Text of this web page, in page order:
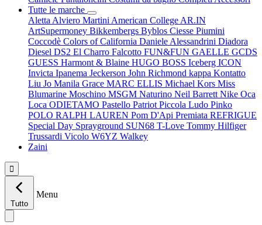
Tutte le marche
Aletta Alviero Martini American College AR.IN
ArtSupermoney Bikkembergs Byblos Ciesse Piumini
Coccodè Colors of California Daniele Alessandrini Diadora
Diesel DS2 El Charro Falcotto FUN&FUN GAELLE GCDS
GUESS Harmont & Blaine HUGO BOSS Iceberg ICON
Invicta Ipanema Jeckerson John Richmond kappa Kontatto
Liu Jo Manila Grace MARC ELLIS Michael Kors Miss
Blumarine Moschino MSGM Naturino Neil Barrett Nike Oca
Loca ODIETAMO Pastello Patriot Piccola Ludo Pinko
POLO RALPH LAUREN Pom D'Api Premiata REFRIGUE
Special Day Sprayground SUN68 T-Love Tommy Hilfiger
Trussardi Vicolo W6YZ Walkey
Zaini

Tutto
Menu